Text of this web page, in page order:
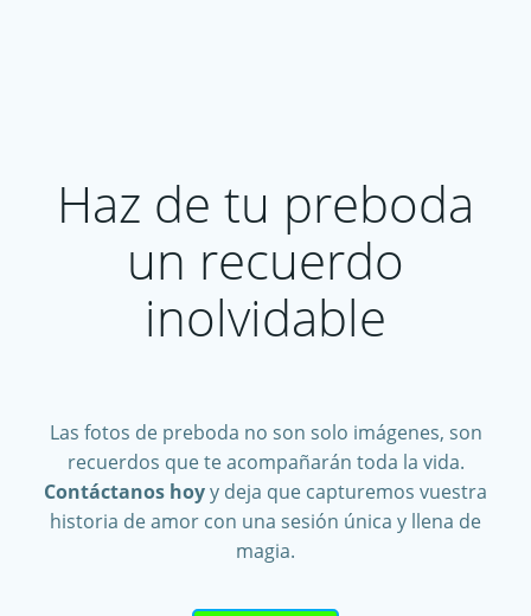
Haz de tu preboda
un recuerdo
inolvidable
Las fotos de preboda no son solo imágenes, son
recuerdos que te acompañarán toda la vida.
Contáctanos hoyy deja que capturemos vuestra
historia de amor con una sesión única y llena de
magia.